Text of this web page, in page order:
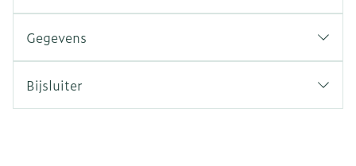
Gegevens
Bijsluiter